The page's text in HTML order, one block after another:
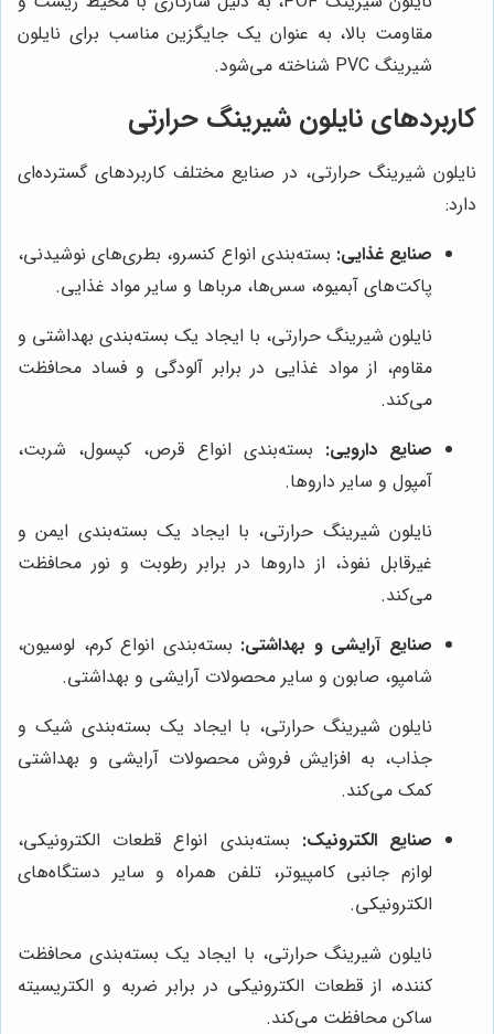
مقاومت بالا، به عنوان یک جایگزین مناسب برای نایلون
شیرینگ PVC شناخته می‌شود.
کاربردهای نایلون شیرینگ حرارتی
نایلون شیرینگ حرارتی، در صنایع مختلف کاربردهای گسترده‌ای
دارد:
صنایع غذایی: بسته‌بندی انواع کنسرو، بطری‌های نوشیدنی،
پاکت‌های آبمیوه، سس‌ها، مرباها و سایر مواد غذایی.
نایلون شیرینگ حرارتی، با ایجاد یک بسته‌بندی بهداشتی و
مقاوم، از مواد غذایی در برابر آلودگی و فساد محافظت
می‌کند.
صنایع دارویی: بسته‌بندی انواع قرص، کپسول، شربت،
آمپول و سایر داروها.
نایلون شیرینگ حرارتی، با ایجاد یک بسته‌بندی ایمن و
غیرقابل نفوذ، از داروها در برابر رطوبت و نور محافظت
می‌کند.
صنایع آرایشی و بهداشتی: بسته‌بندی انواع کرم، لوسیون،
شامپو، صابون و سایر محصولات آرایشی و بهداشتی.
نایلون شیرینگ حرارتی، با ایجاد یک بسته‌بندی شیک و
جذاب، به افزایش فروش محصولات آرایشی و بهداشتی
کمک می‌کند.
صنایع الکترونیک: بسته‌بندی انواع قطعات الکترونیکی،
لوازم جانبی کامپیوتر، تلفن همراه و سایر دستگاه‌های
الکترونیکی.
نایلون شیرینگ حرارتی، با ایجاد یک بسته‌بندی محافظت
کننده، از قطعات الکترونیکی در برابر ضربه و الکتریسیته
ساکن محافظت می‌کند.